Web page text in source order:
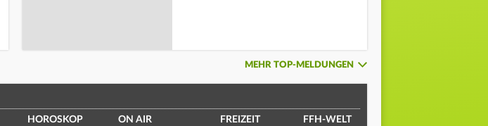
MEHR TOP-MELDUNGEN
HOROSKOP ON AIR FREIZEIT FFH-WELT